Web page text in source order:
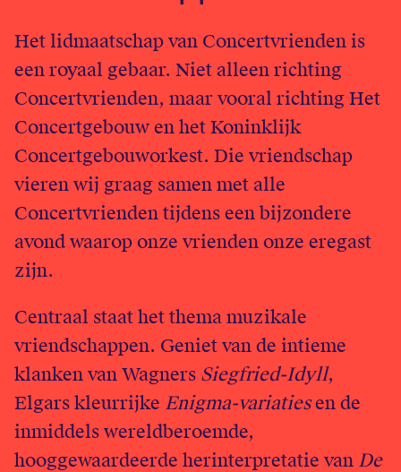
Login
Het lidmaatschap van Concertvrienden is
een royaal gebaar. Niet alleen richting
Concertvrienden, maar vooral richting Het
Concertgebouw en het Koninklijk
Concertgebouworkest. Die vriendschap
vieren wij graag samen met alle
Concertvrienden tijdens een bijzondere
avond waarop onze vrienden onze eregast
zijn.
Centraal staat het thema muzikale
vriendschappen. Geniet van de intieme
klanken van Wagners Siegfried-Idyll,
Elgars kleurrijke Enigma-variatiesen de
inmiddels wereldberoemde,
hooggewaardeerde herinterpretatie van De